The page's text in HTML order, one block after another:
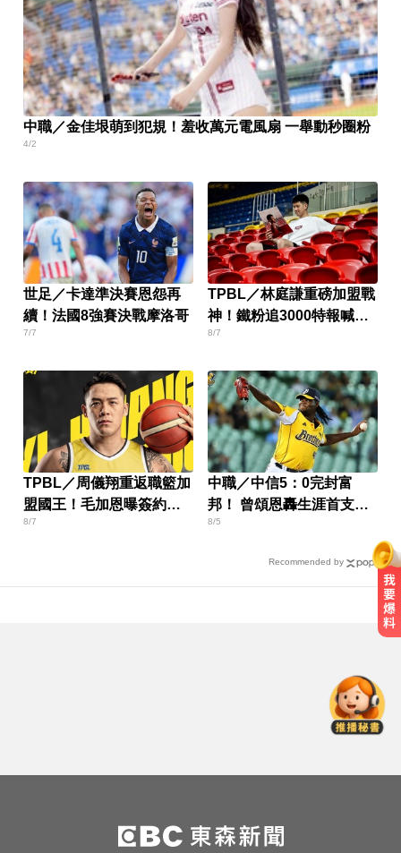
中職／金佳垠萌到犯規！羞收萬元電風扇 一舉動秒圈粉
4/2
世足／卡達準決賽恩怨再
續！法國8強賽決戰摩洛哥
7/7
TPBL／林庭謙重磅加盟戰
神！鐵粉追3000特報喊：
不加班了
8/7
TPBL／周儀翔重返職籃加
盟國王！毛加恩曝簽約關
鍵
8/7
中職／中信5：0完封富
邦！ 曾頌恩轟生涯首支代
打全壘打
8/5
Recommended by
害越走越沒力
姜厚任小24歲女友「3碩1博」造
假？ 台大回應了